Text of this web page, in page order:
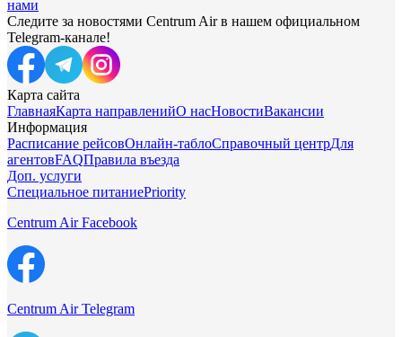
нами
Следите за новостями Centrum Air в нашем официальном
Telegram-канале!
Карта сайта
ГлавнаяКарта направленийО насНовостиВакансии
Информация
Расписание рейсовОнлайн-таблоСправочный центрДля
агентовFAQПравила въезда
Доп. услуги
Специальное питаниеPriority
Centrum Air Facebook
Centrum Air Telegram